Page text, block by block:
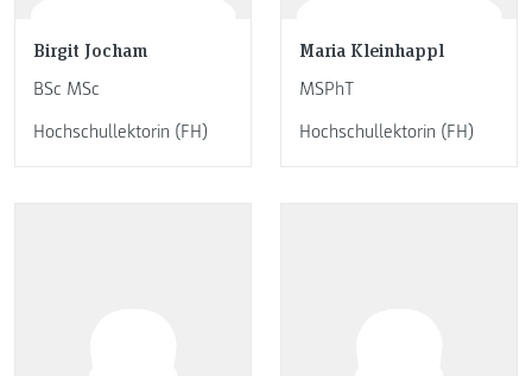
Birgit Jocham
BSc MSc
Hochschullektorin (FH)
Maria Kleinhappl
MSPhT
Hochschullektorin (FH)